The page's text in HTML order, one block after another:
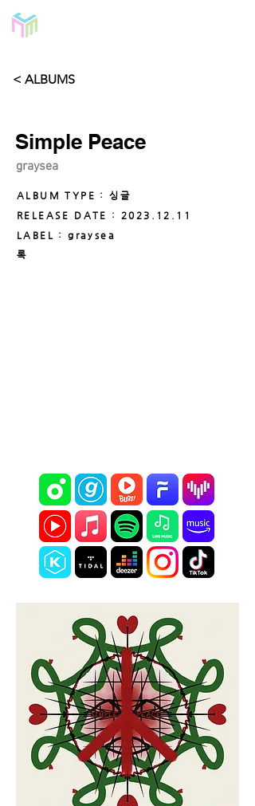
< ALBUMS
Simple Peace
graysea
ALBUM TYPE : 싱글
RELEASE DATE : 2023.12.11
LABEL : graysea
록